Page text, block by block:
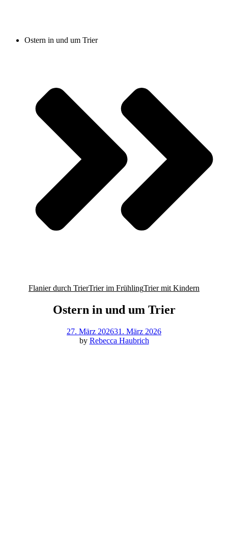
Ostern in und um Trier
Flanier durch TrierTrier im FrühlingTrier mit Kindern
Ostern in und um Trier
27. März 202631. März 2026
by Rebecca Haubrich